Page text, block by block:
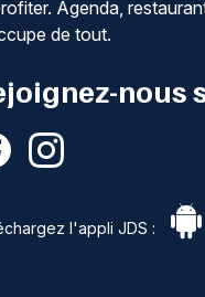
Agenda,
de tout.
nous
l'appli JDS :